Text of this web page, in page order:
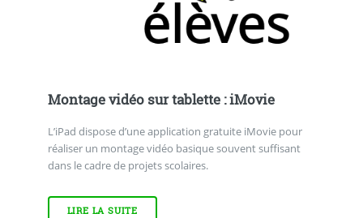
Montage vidéo sur tablette : iMovie
L’iPad dispose d’une application gratuite iMovie pour
réaliser un montage vidéo basique souvent suffisant
dans le cadre de projets scolaires.
LIRE LA SUITE